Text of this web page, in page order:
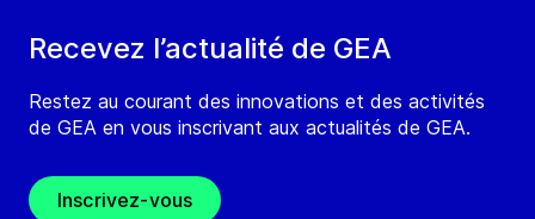
Recevez l’actualité de GEA
Restez au courant des innovations et des activités
de GEA en vous inscrivant aux actualités de GEA.
Inscrivez-vous